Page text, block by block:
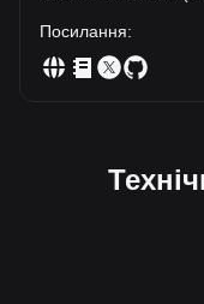
Посилання: